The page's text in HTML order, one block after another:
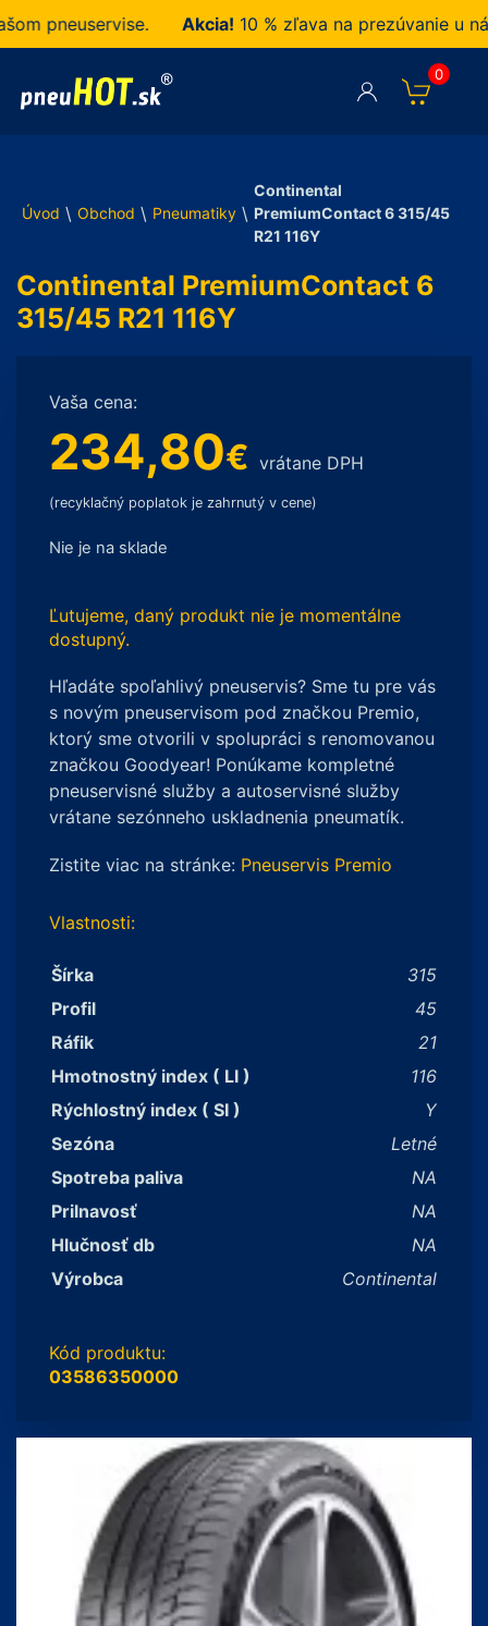
pneuservise. Akcia!10 % zľava na prezúvanie u nás
0
Úvod \ Obchod \ Pneumatiky \
Continental
PremiumContact 6 315/45
R21 116Y
Continental PremiumContact 6
315/45 R21 116Y
Vaša cena:
234,80€ vrátane DPH
(recyklačný poplatok je zahrnutý v cene)
Nie je na sklade
Ľutujeme, daný produkt nie je momentálne
dostupný.
Hľadáte spoľahlivý pneuservis? Sme tu pre vás
s novým pneuservisom pod značkou Premio,
ktorý sme otvorili v spolupráci s renomovanou
značkou Goodyear! Ponúkame kompletné
pneuservisné služby a autoservisné služby
vrátane sezónneho uskladnenia pneumatík.
Zistite viac na stránke: Pneuservis Premio
Vlastnosti:
Šírka
315
Profil
45
Ráfik
21
Hmotnostný index ( LI )
116
Rýchlostný index ( SI )
Y
Sezóna
Letné
Spotreba paliva
NA
Prilnavosť
NA
Hlučnosť db
NA
Výrobca
Continental
Kód produktu:
03586350000